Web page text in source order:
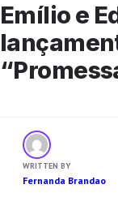
Emílio e
WRITTEN BY
Fernanda Brandao